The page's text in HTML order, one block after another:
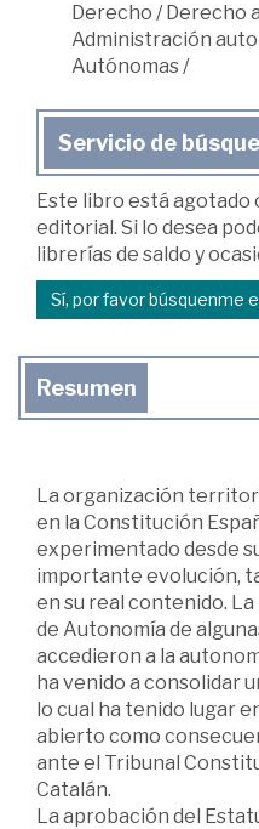
Derecho / Derecho
Administración
Autónomas/
Servicio de
Este libro está agotado
editorial. Si lo desea
librerías de saldo y
Sí, por favor búsquenme
Resumen
La organización
en la Constitución
experimentado desde
importante evolución,
en su real contenido.
de Autonomía de
accedieron a la
ha venido a consolidar
lo cual ha tenido lugar
abierto como
ante el Tribunal
Catalán.
La aprobación del